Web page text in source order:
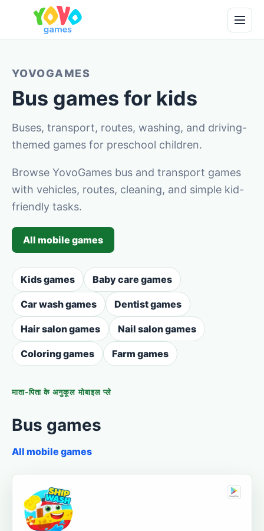
YOVOGAMES
Bus games for kids
Buses, transport, routes, washing, and driving-
themed games for preschool children.
Browse YovoGames bus and transport games
with vehicles, routes, cleaning, and simple kid-
friendly tasks.
All mobile games
Kids games Baby care games
Car wash games Dentist games
Hair salon games Nail salon games
Coloring games Farm games
माता-पिता के अनुकूल मोबाइल प्ले
Bus games
All mobile games